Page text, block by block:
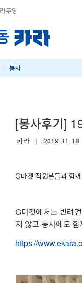
두잉
/ 봉사
[봉사후기]
카라 | 2019-11-18
G마켓 직원분들과 함
G마켓에서는 반려
지 않고 봉사에도
https://